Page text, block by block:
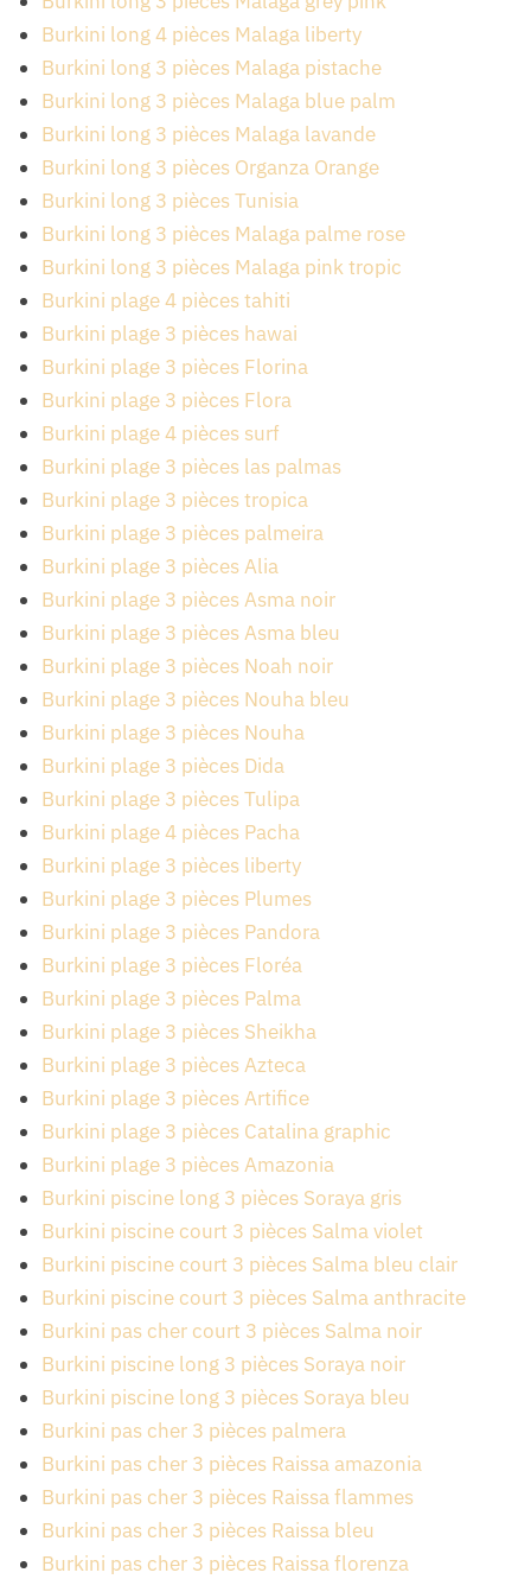
Burkini long 4 pièces Malaga liberty
Burkini long 3 pièces Malaga pistache
Burkini long 3 pièces Malaga blue palm
Burkini long 3 pièces Malaga lavande
Burkini long 3 pièces Organza Orange
Burkini long 3 pièces Tunisia
Burkini long 3 pièces Malaga palme rose
Burkini long 3 pièces Malaga pink tropic
Burkini plage 4 pièces tahiti
Burkini plage 3 pièces hawai
Burkini plage 3 pièces Florina
Burkini plage 3 pièces Flora
Burkini plage 4 pièces surf
Burkini plage 3 pièces las palmas
Burkini plage 3 pièces tropica
Burkini plage 3 pièces palmeira
Burkini plage 3 pièces Alia
Burkini plage 3 pièces Asma noir
Burkini plage 3 pièces Asma bleu
Burkini plage 3 pièces Noah noir
Burkini plage 3 pièces Nouha bleu
Burkini plage 3 pièces Nouha
Burkini plage 3 pièces Dida
Burkini plage 3 pièces Tulipa
Burkini plage 4 pièces Pacha
Burkini plage 3 pièces liberty
Burkini plage 3 pièces Plumes
Burkini plage 3 pièces Pandora
Burkini plage 3 pièces Floréa
Burkini plage 3 pièces Palma
Burkini plage 3 pièces Sheikha
Burkini plage 3 pièces Azteca
Burkini plage 3 pièces Artifice
Burkini plage 3 pièces Catalina graphic
Burkini plage 3 pièces Amazonia
Burkini piscine long 3 pièces Soraya gris
Burkini piscine court 3 pièces Salma violet
Burkini piscine court 3 pièces Salma bleu clair
Burkini piscine court 3 pièces Salma anthracite
Burkini pas cher court 3 pièces Salma noir
Burkini piscine long 3 pièces Soraya noir
Burkini piscine long 3 pièces Soraya bleu
Burkini pas cher 3 pièces palmera
Burkini pas cher 3 pièces Raissa amazonia
Burkini pas cher 3 pièces Raissa flammes
Burkini pas cher 3 pièces Raissa bleu
Burkini pas cher 3 pièces Raissa florenza